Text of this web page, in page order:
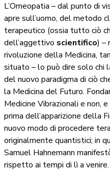
L’Omeopatia – dal punto di
apre sull’uomo, del metodo
terapeutico (ossia tutto ciò
dell’aggettivo scientifico) –
rivoluzione della Medicina,
situato – lo può dire solo chi
del nuovo paradigma di ciò
la Medicina del Futuro.
Medicine Vibrazionali e non,
prima dell’apparizione della
nuovo modo di procedere
originalmente quantistici; in
Samuel Hahnemann
rispetto ai tempi di lì a venire.